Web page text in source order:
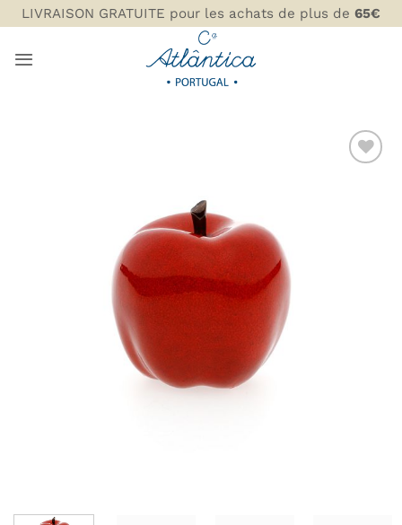
Passer
au
contenu
LIVRAISON GRATUITE pour les achats de plus de 65€